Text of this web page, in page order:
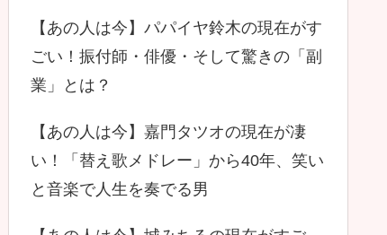
【あの人は今】パパイヤ鈴木の現在がす
ごい！振付師・俳優・そして驚きの「副
業」とは？
【あの人は今】嘉門タツオの現在が凄
い！「替え歌メドレー」から40年、笑い
と音楽で人生を奏でる男